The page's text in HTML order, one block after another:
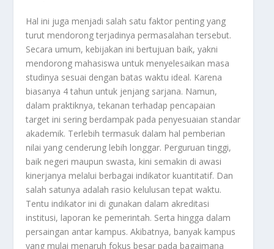
Hal ini juga menjadi salah satu faktor penting yang
turut mendorong terjadinya permasalahan tersebut.
Secara umum, kebijakan ini bertujuan baik, yakni
mendorong mahasiswa untuk menyelesaikan masa
studinya sesuai dengan batas waktu ideal. Karena
biasanya 4 tahun untuk jenjang sarjana. Namun,
dalam praktiknya, tekanan terhadap pencapaian
target ini sering berdampak pada penyesuaian standar
akademik. Terlebih termasuk dalam hal pemberian
nilai yang cenderung lebih longgar. Perguruan tinggi,
baik negeri maupun swasta, kini semakin di awasi
kinerjanya melalui berbagai indikator kuantitatif. Dan
salah satunya adalah rasio kelulusan tepat waktu.
Tentu indikator ini di gunakan dalam akreditasi
institusi, laporan ke pemerintah. Serta hingga dalam
persaingan antar kampus. Akibatnya, banyak kampus
yang mulai menaruh fokus besar pada bagaimana